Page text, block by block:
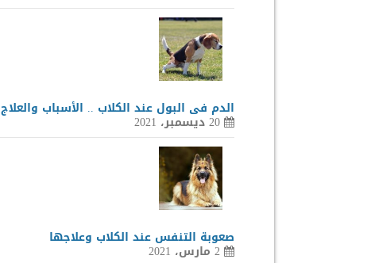
الدم فى البول عند الكلاب .. الأسباب والعلاج
20 ديسمبر، 2021
صعوبة التنفس عند الكلاب وعلاجها
2 مارس، 2021